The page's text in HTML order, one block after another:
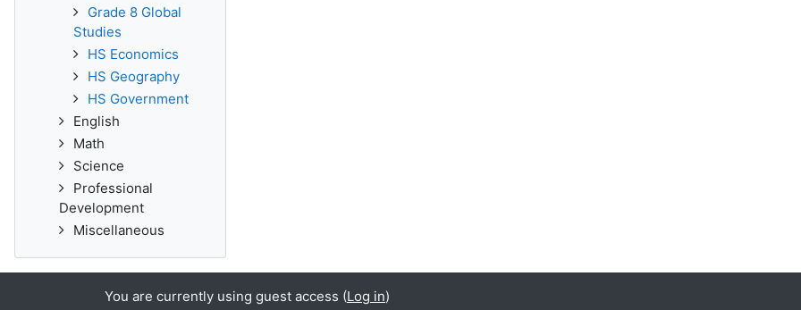
Grade 8 Global
Studies
HS Economics
HS Geography
HS Government
English
Math
Science
Professional
Development
Miscellaneous
You are currently using guest access (Log in)